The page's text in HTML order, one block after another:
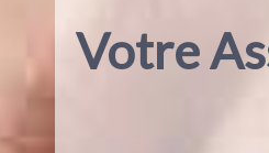
Votre